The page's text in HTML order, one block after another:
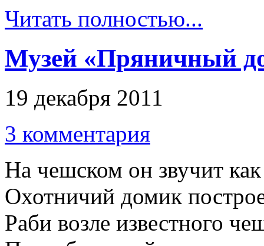
Читать полностью...
Музей «Пряничный
19 декабря 2011
3 комментария
На чешском он звучит
Охотничий домик
Раби возле известного